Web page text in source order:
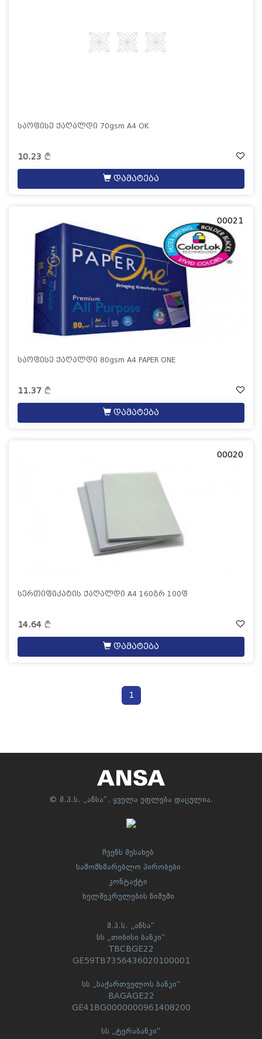
საოფისე ქაღალდი 70gsm A4 OK
10.23
დამატება
00021
საოფისე ქაღალდი 80gsm A4 PAPER ONE
11.37
დამატება
00020
სერთიფიკატის ქაღალდი A4 160გრ 100ფ
14.64
დამატება
1
© შ.პ.ს. „ანსა“. ყველა უფლება დაცულია.
ჩვენს შესახებ
სამომხმარებლო პირობები
კონტაქტი
ხელშეკრულების ნიმუში
შ.პ.ს. „ანსა“
სს „თიბისი ბანკი“
TBCBGE22
GE59TB7356436020100001
სს „საქართველოს ბანკი“
BAGAGE22
GE41BG0000000961408200
სს „ტერაბანკი“